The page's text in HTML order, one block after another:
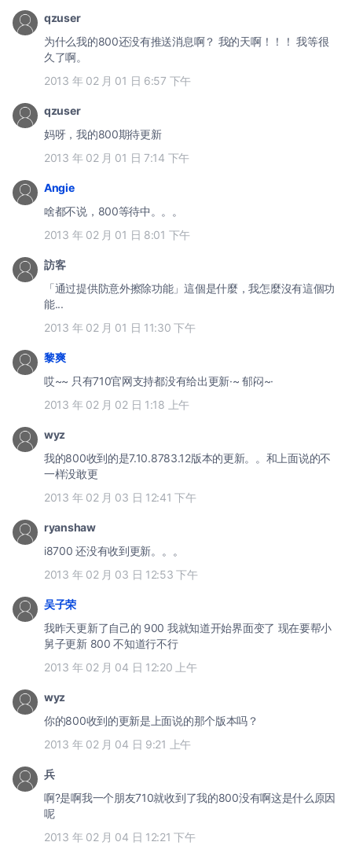
qzuser
为什么我的800还没有推送消息啊？ 我的天啊！！！ 我等很
久了啊。
2013 年 02 月 01 日 6:57 下午
qzuser
妈呀，我的800期待更新
2013 年 02 月 01 日 7:14 下午
Angie
啥都不说，800等待中。。。
2013 年 02 月 01 日 8:01 下午
訪客
「通过提供防意外擦除功能」這個是什麼，我怎麼沒有這個功
能...
2013 年 02 月 01 日 11:30 下午
黎爽
哎~~ 只有710官网支持都没有给出更新·~ 郁闷~·
2013 年 02 月 02 日 1:18 上午
wyz
我的800收到的是7.10.8783.12版本的更新。。和上面说的不
一样没敢更
2013 年 02 月 03 日 12:41 下午
ryanshaw
i8700 还没有收到更新。。。
2013 年 02 月 03 日 12:53 下午
吴子荣
我昨天更新了自己的 900 我就知道开始界面变了 现在要帮小
舅子更新 800 不知道行不行
2013 年 02 月 04 日 12:20 上午
wyz
你的800收到的更新是上面说的那个版本吗？
2013 年 02 月 04 日 9:21 上午
兵
啊?是啊我一个朋友710就收到了我的800没有啊这是什么原因
呢
2013 年 02 月 04 日 12:21 下午